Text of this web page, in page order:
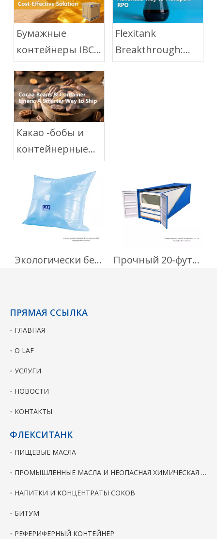
Бумажные
контейнеры IBC
для
транспортировки
рыбьего жира:
устойчивое и
экономически
эффективное
Flexitank
Breakthrough:
расширенный
Какао -бобы и
контейнерные
разумный способ
отправить
Экологически безопасный контейнер IBC объемом 1000 л для пищевых добавок Прочный 20-футовый вкладыш для пищевых продуктов
ПРЯМАЯ ССЫЛКА
ГЛАВНАЯ
О LAF
УСЛУГИ
НОВОСТИ
КОНТАКТЫ
ФЛЕКСИТАНК
ПИЩЕВЫЕ МАСЛА
ПРОМЫШЛЕННЫЕ МАСЛА И НЕОПАСНАЯ ХИМИЧЕСКАЯ ЖИДКОСТЬ
НАПИТКИ И КОНЦЕНТРАТЫ СОКОВ
БИТУМ
РЕФЕРИФЕРНЫЙ КОНТЕЙНЕР